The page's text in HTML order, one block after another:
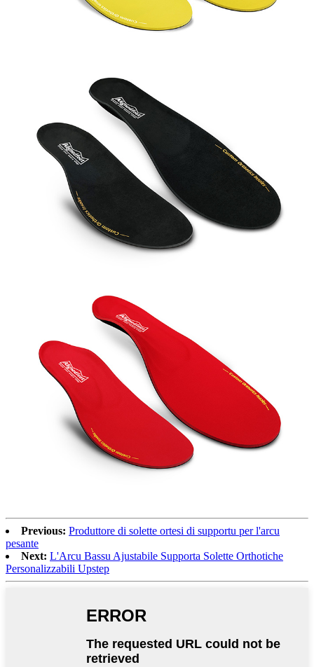
Previous: Produttore di solette ortesi di supportu per l'arcu
pesante
Next: L'Arcu Bassu Ajustabile Supporta Solette Orthotiche
Personalizzabili Upstep